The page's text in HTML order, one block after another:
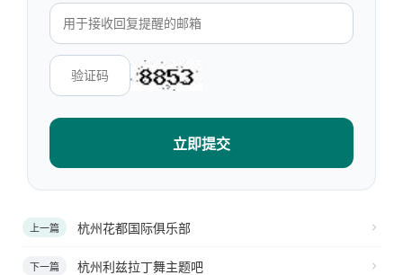
立即提交
上一篇 杭州花都国际俱乐部
下一篇 杭州利兹拉丁舞主题吧